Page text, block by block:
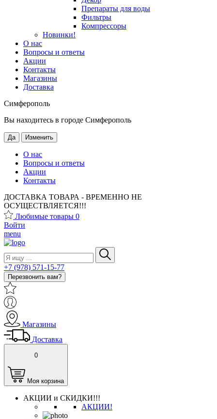
Препараты для воды
Фильтры
Компрессоры
Новинки!
О нас
Вопросы и ответы
Акции
Контакты
Магазины
Доставка
Симферополь
Вы находитесь в городе Симферополь
Да Изменить
О нас
Вопросы и ответы
Акции
Контакты
ДОСТАВКА ТОВАРА - ВРЕМЕННО НЕ
ОСУЩЕСТВЛЯЕТСЯ!!!
Любимые товары 0
Войти
menu
+7 (978) 571-15-77
Перезвонить вам?
Магазины
Доставка
0
Моя корзина
АКЦИИ и СКИДКИ!!!
АКЦИИ!